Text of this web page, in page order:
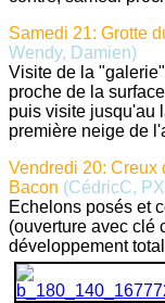
Samedi 21: Grotte
Wendy, Damien)
Visite de la
proche de la
puis visite jusqu'au
première neige de
Vendredi 20: Creux
Bacon (CédricC,
Echelons posés et
(ouverture avec clé
développement